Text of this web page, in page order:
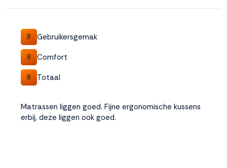
8 Gebruikersgemak
8 Comfort
8 Totaal
Matrassen liggen goed. Fijne ergonomische kussens
erbij, deze liggen ook goed.